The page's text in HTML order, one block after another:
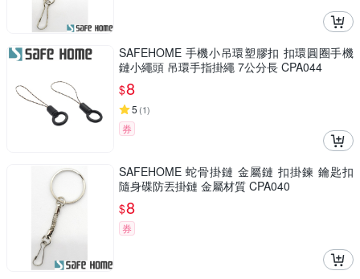
SAFEHOME 手機小吊環塑膠扣 扣環圓圈手機
鏈小繩頭 吊環手指掛繩 7公分長 CPA044
$8
5 (1)
券
SAFEHOME 蛇骨掛鏈 金屬鏈 扣掛鍊 鑰匙扣
隨身碟防丟掛鏈 金屬材質 CPA040
$8
券